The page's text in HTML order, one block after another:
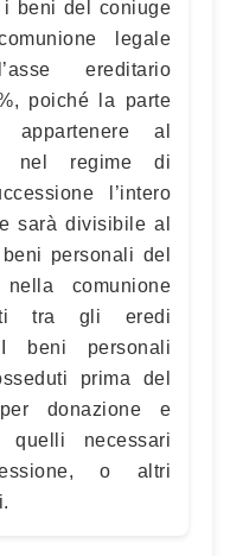
i beni del coniuge
legale
ereditario
poiché la parte
appartenere al
nel regime di
l’intero
sarà divisibile al
personali del
comunione
tra gli eredi
beni personali
prima del
donazione e
quelli necessari
o altri